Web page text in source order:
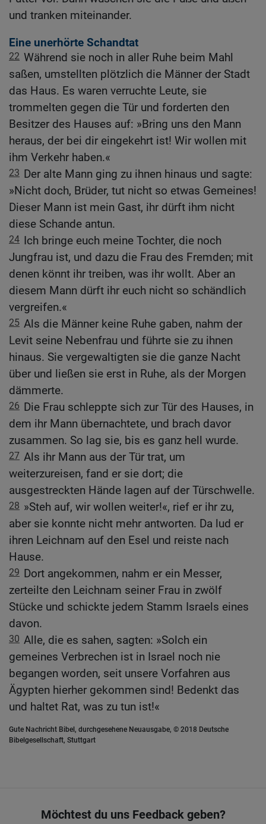
und tranken miteinander.
Eine unerhörte Schandtat
22 Während sie noch in aller Ruhe beim Mahl
saßen, umstellten plötzlich die Männer der Stadt
das Haus. Es waren verruchte Leute, sie
trommelten gegen die Tür und forderten den
Besitzer des Hauses auf: »Bring uns den Mann
heraus, der bei dir eingekehrt ist! Wir wollen mit
ihm Verkehr haben.«
23 Der alte Mann ging zu ihnen hinaus und sagte:
»Nicht doch, Brüder, tut nicht so etwas Gemeines!
Dieser Mann ist mein Gast, ihr dürft ihm nicht
diese Schande antun.
24 Ich bringe euch meine Tochter, die noch
Jungfrau ist, und dazu die Frau des Fremden; mit
denen könnt ihr treiben, was ihr wollt. Aber an
diesem Mann dürft ihr euch nicht so schändlich
vergreifen.«
25 Als die Männer keine Ruhe gaben, nahm der
Levit seine Nebenfrau und führte sie zu ihnen
hinaus. Sie vergewaltigten sie die ganze Nacht
über und ließen sie erst in Ruhe, als der Morgen
dämmerte.
26 Die Frau schleppte sich zur Tür des Hauses, in
dem ihr Mann übernachtete, und brach davor
zusammen. So lag sie, bis es ganz hell wurde.
27 Als ihr Mann aus der Tür trat, um
weiterzureisen, fand er sie dort; die
ausgestreckten Hände lagen auf der Türschwelle.
28 »Steh auf, wir wollen weiter!«, rief er ihr zu,
aber sie konnte nicht mehr antworten. Da lud er
ihren Leichnam auf den Esel und reiste nach
Hause.
29 Dort angekommen, nahm er ein Messer,
zerteilte den Leichnam seiner Frau in zwölf
Stücke und schickte jedem Stamm Israels eines
davon.
30 Alle, die es sahen, sagten: »Solch ein
gemeines Verbrechen ist in Israel noch nie
begangen worden, seit unsere Vorfahren aus
Ägypten hierher gekommen sind! Bedenkt das
und haltet Rat, was zu tun ist!«
Gute Nachricht Bibel, durchgesehene Neuausgabe, © 2018 Deutsche
Bibelgesellschaft, Stuttgart
Möchtest du uns Feedback geben?